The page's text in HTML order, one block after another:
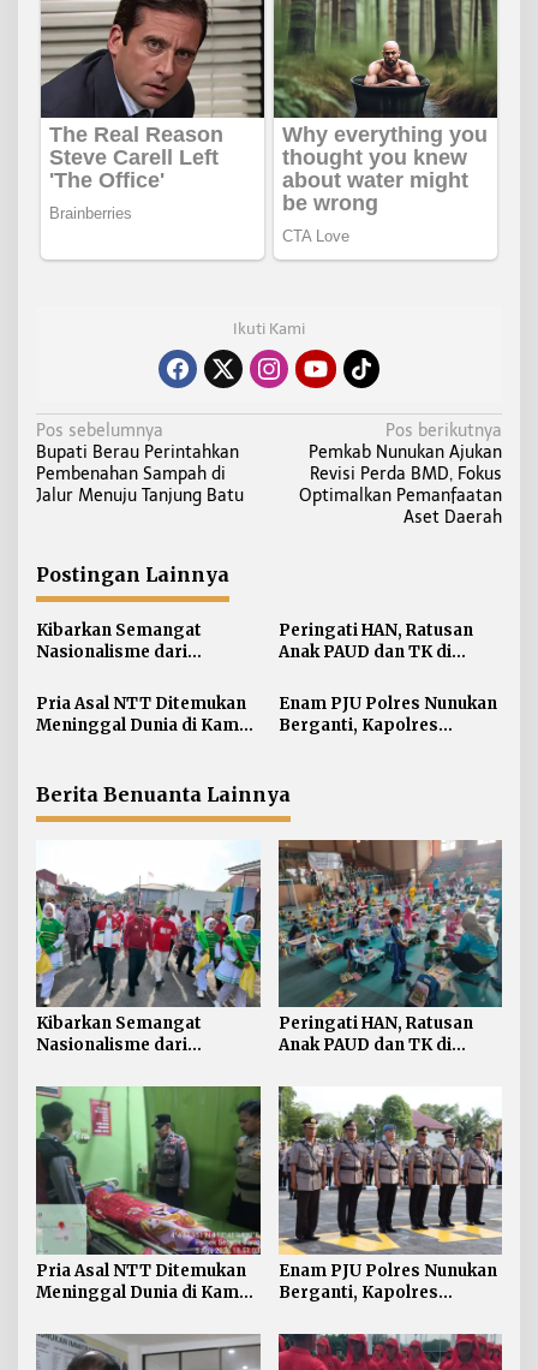
Ikuti Kami
N
a
v
a
s
i
p
o
s
Pos sebelumnya
Bupati Berau Perintahkan
Pembenahan Sampah di
Jalur Menuju Tanjung Batu
Pos berikutnya
Pemkab Nunukan Ajukan
Revisi Perda BMD, Fokus
Optimalkan Pemanfaatan
Aset Daerah
Postingan Lainnya
Kibarkan Semangat
Nasionalisme dari
Merah Putih 81 Meter
Dibentangkan di Sebatik
Peringati HAN, Ratusan
Anak PAUD dan TK di
Lomba Menggambar dan
Mewarnai
Pria Asal NTT Ditemukan
Meninggal Dunia di Kamar
Enam PJU Polres Nunukan
Berganti, Kapolres
Berita Benuanta Lainnya
Kibarkan Semangat
Nasionalisme dari
Merah Putih 81 Meter
Dibentangkan di Sebatik
Peringati HAN, Ratusan
Anak PAUD dan TK di
Lomba Menggambar dan
Mewarnai
Pria Asal NTT Ditemukan
Meninggal Dunia di Kamar
Enam PJU Polres Nunukan
Berganti, Kapolres
Personel